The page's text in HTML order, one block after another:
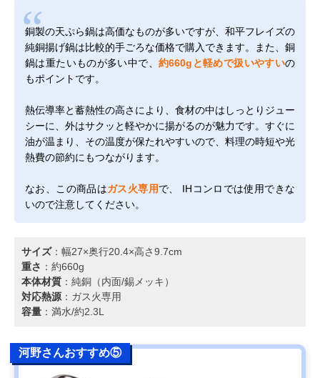
銅製の天ぷら鍋は高価なものが多いですが、和平フレイズの
純銅揚げ鍋は比較的手ごろな価格で購入できます。また、銅
鍋は重たいものが多い中で、 約660gと軽めで扱いやすいの
もポイントです。
熱伝導率と蓄熱性の高さにより、食材の中はしっとりジュー
シーに、外はサクッと軽やかに揚がるのが魅力です。すぐに
油が温まり、その温度が保たれやすいので、料理の時短や光
熱費の節約にもつながります。
なお、この商品はガス火専用で、 IHコンロでは使用できな
いので注意してください。
サイズ：幅27×奥行20.4×高さ9.7cm
重さ ：約660g
本体材質 ：純銅（内面/錫メッキ）
対応熱源 ：ガス火専用
容量 ：満水/約2.3L
河野さんおすすめ⑤